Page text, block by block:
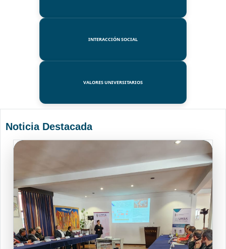
INTERACCIÓN SOCIAL
VALORES UNIVERSITARIOS
Noticia Destacada